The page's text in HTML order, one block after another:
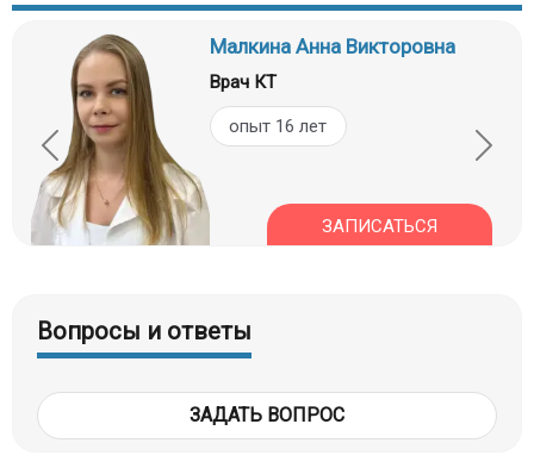
Малкина Анна Викторовна
Врач КТ
опыт 16 лет
ЗАПИСАТЬСЯ
Вопросы и ответы
ЗАДАТЬ ВОПРОС